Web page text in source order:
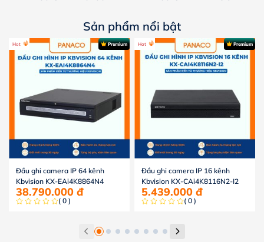
Sản phẩm nổi bật
Hot Premium
Đầu ghi camera IP 64 kênh
Kbvision KX-EAi4K8864N4
38.790.000 đ
( 0 )
Hot Premium
Đầu ghi camera IP 16 kênh
Kbvision KX-CAi4K8116N2-I2
5.439.000 đ
( 0 )